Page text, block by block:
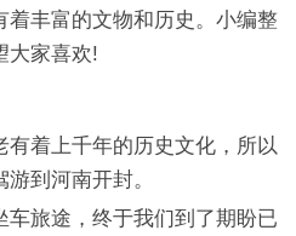
丰富的文物和历史。小编整
大家喜欢!
着上千年的历史文化，所以
到河南开封。
旅途，终于我们到了期盼已